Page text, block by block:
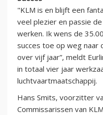
"KLM is en blijft een
veel plezier en passie
werken. Ik wens de
succes toe op weg naar
over vijf jaar”, meldt
in totaal vier jaar
luchtvaartmaatschappij.
Hans Smits, voorzitter
Commissarissen van